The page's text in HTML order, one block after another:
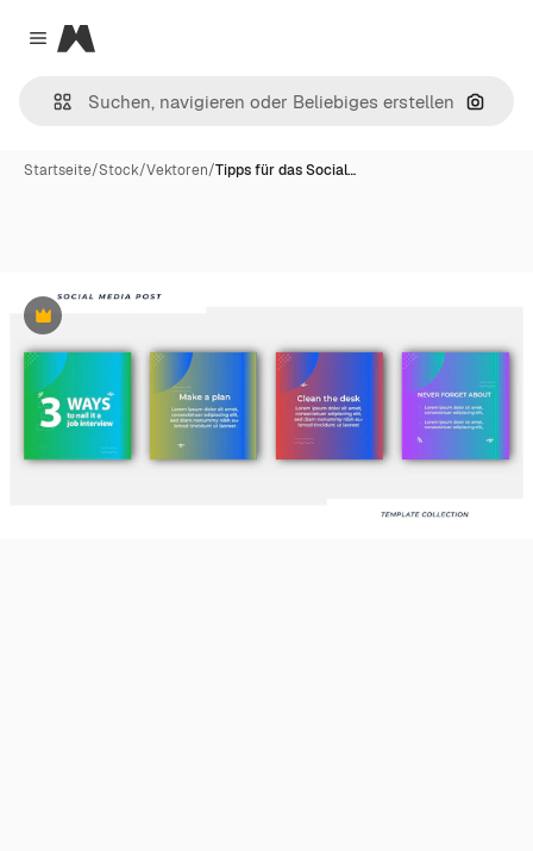
Close menu
Magnific
Nach
Startseite/Stock/Vektoren/Tipps für das Social…
Premium